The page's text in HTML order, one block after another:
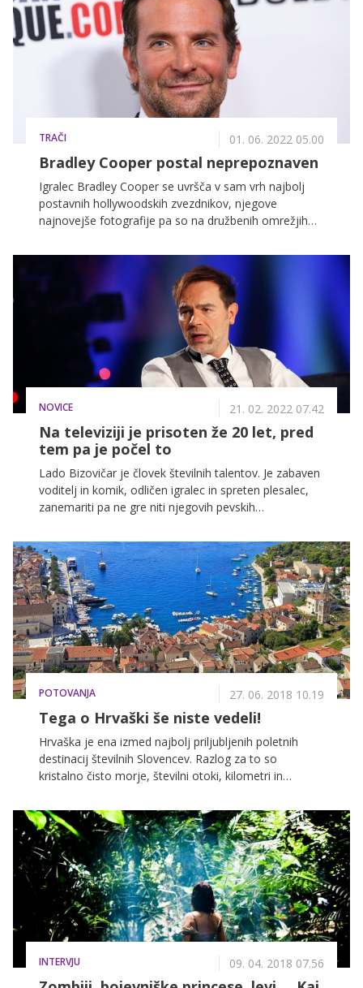
TRAČI 01. 06. 2022 05.00
Bradley Cooper postal neprepoznaven
Igralec Bradley Cooper se uvršča v sam vrh najbolj
postavnih hollywoodskih zvezdnikov, njegove
najnovejše fotografije pa so na družbenih omrežjih
neprepoznaven.
NOVICE 21. 02. 2022 07.42
Na televiziji je prisoten že 20 let, pred
tem pa je počel to
Lado Bizovičar je človek številnih talentov. Je zabaven
voditelj in komik, odličen igralec in spreten plesalec,
zanemariti pa ne gre niti njegovih pevskih
dvajsetih letih, ko se je preizkušal na pop sceni, sledilo
je temačnejše rockovsko obdobje, v zadnjem letu in
pol pa je dokazal, da ima v malem prstu vse zvrsti –
tudi opero!
POTOVANJA 27. 06. 2018 10.19
Tega o Hrvaški še niste vedeli!
Hrvaška je ena izmed najbolj priljubljenih poletnih
destinacij številnih Slovencev. Razlog za to so
kristalno čisto morje, številni otoki, kilometri in
kulinarika, legendarna glasba ter 2715 ur sonca na
leto. S svojimi naravnimi lepotami navdušuje in
nenehno povečuje svojo priljubljenost med turisti,
zato nas ne preseneča, da jo je leta 2017 obiskalo več
kot 18,5 milijona turistov. Ker smo prepričani, da je
tudi ena izmed vaših najljubših destinacij, razkrivamo
5 dejstev, ki jih o Hrvaški še niste vedeli!
INTERVJU 09. 04. 2018 07.56